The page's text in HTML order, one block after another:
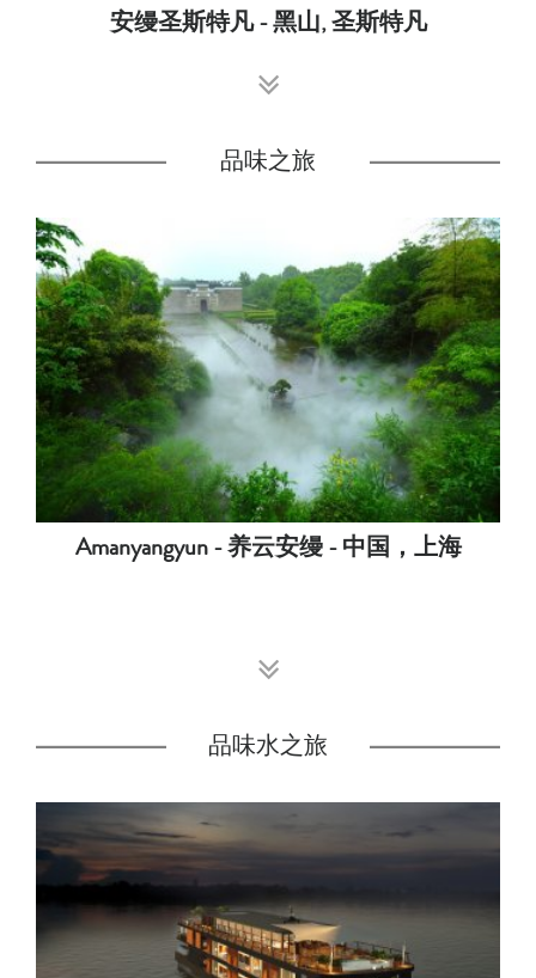
安缦圣斯特凡 - 黑山, 圣斯特凡
品味之旅
Amanyangyun - 养云安缦 - 中国，上海
品味水之旅